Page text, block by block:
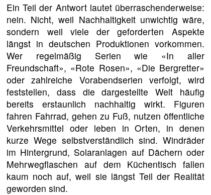
Ein Teil der Antwort lautet überraschenderweise:
nein. Nicht, weil Nachhaltigkeit unwichtig wäre,
sondern weil viele der geforderten Aspekte
längst in deutschen Produktionen vorkommen.
Wer regelmäßig Serien wie «In aller
Freundschaft», «Rote Rosen», «Die Bergretter»
oder zahlreiche Vorabendserien verfolgt, wird
feststellen, dass die dargestellte Welt häufig
bereits erstaunlich nachhaltig wirkt. Figuren
fahren Fahrrad, gehen zu Fuß, nutzen öffentliche
Verkehrsmittel oder leben in Orten, in denen
kurze Wege selbstverständlich sind. Windräder
im Hintergrund, Solaranlagen auf Dächern oder
Mehrwegflaschen auf dem Küchentisch fallen
kaum noch auf, weil sie längst Teil der Realität
geworden sind.